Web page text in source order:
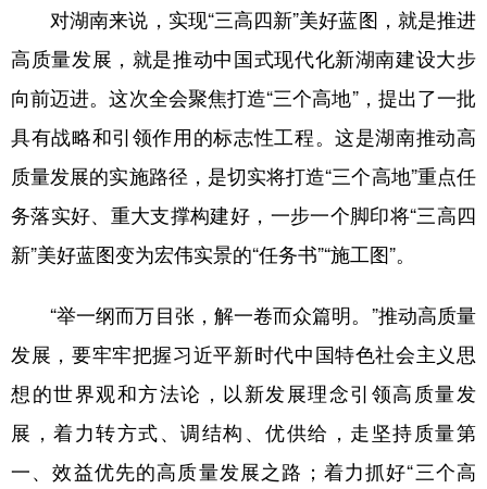
对湖南来说，实现“三高四新”美好蓝图，就是推进
高质量发展，就是推动中国式现代化新湖南建设大步
向前迈进。这次全会聚焦打造“三个高地”，提出了一批
具有战略和引领作用的标志性工程。这是湖南推动高
质量发展的实施路径，是切实将打造“三个高地”重点任
务落实好、重大支撑构建好，一步一个脚印将“三高四
新”美好蓝图变为宏伟实景的“任务书”“施工图”。
“举一纲而万目张，解一卷而众篇明。”推动高质量
发展，要牢牢把握习近平新时代中国特色社会主义思
想的世界观和方法论，以新发展理念引领高质量发
展，着力转方式、调结构、优供给，走坚持质量第
一、效益优先的高质量发展之路；着力抓好“三个高